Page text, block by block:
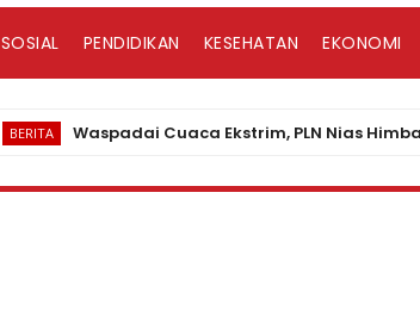
SOSIAL PENDIDIKAN KESEHATAN EKONOMI
Waspadai Cuaca Ekstrim, PLN Nias Himbau